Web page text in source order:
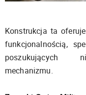
Konstrukcja ta
funkcjonalnością,
poszukujących
mechanizmu.